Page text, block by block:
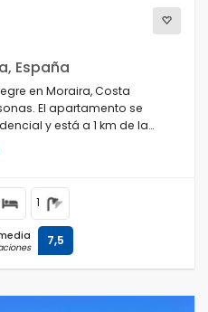
España
en Moraira, Costa
El apartamento se
y está a 1 km de la
1
7,5